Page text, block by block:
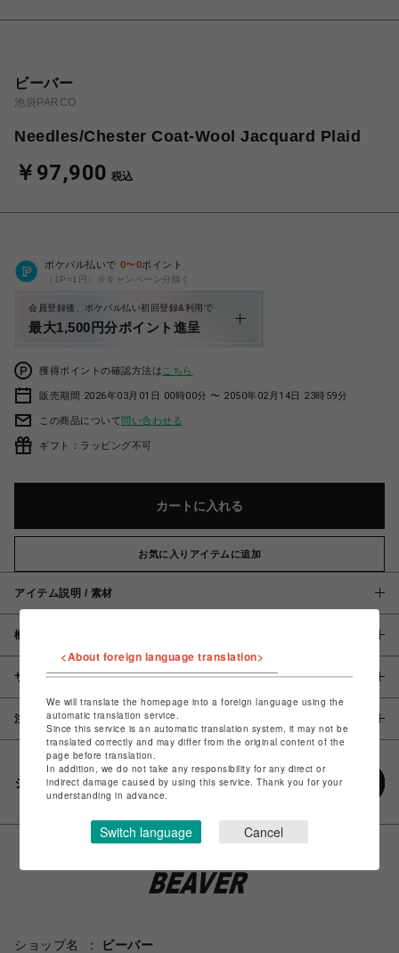
ビーバー
池袋PARCO
Needles/Chester Coat-Wool Jacquard Plaid
￥97,900 税込
ポケパル払いで 0〜0ポイント
（1P=1円）※キャンペーン分除く
会員登録後、ポケパル払い初回登録&利用で
最大1,500円分ポイント進呈
獲得ポイントの確認方法は こちら
販売期間 2026年03月01日 00時00分 〜 2050年02月14日 23時59分
この商品について問い合わせる
ギフト：ラッピング不可
カートに入れる
お気に入りアイテムに追加
アイテム説明 / 素材
概要
サイズ
注意事項
シェアする
ショップ名
ビーバー
<About foreign language translation>
We will translate the homepage into a foreign language using the
automatic translation service.
Since this service is an automatic translation system, it may not be
translated correctly and may differ from the original content of the
page before translation.
In addition, we do not take any responsibility for any direct or
indirect damage caused by using this service. Thank you for your
understanding in advance.
Switch language Cancel